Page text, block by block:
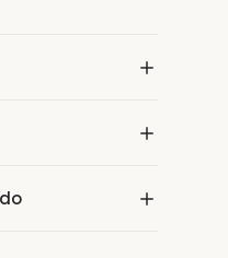
de transporte